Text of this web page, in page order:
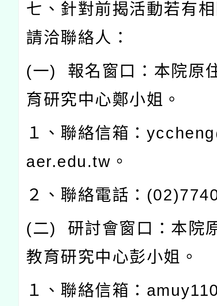
七、針對前揭活動若有
請洽聯絡人：
(一) 報名窗口：本院原
育研究中心鄭小姐。
１、聯絡信箱：
aer.edu.tw 。
２、聯絡電話：
(二) 研討會窗口：本院
教育研究中心彭小姐。
１、聯絡信箱：